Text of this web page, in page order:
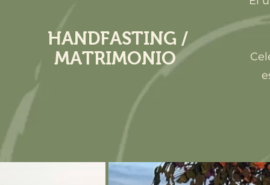
HANDFASTING /
MATRIMONIO